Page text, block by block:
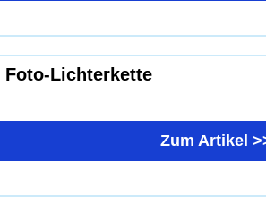
Foto-Lichterkette
Zum Artikel